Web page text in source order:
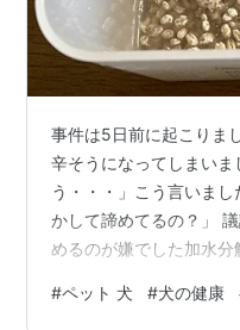
事件は5日前に起こりま
辛そうになってしまい
う・・・」こう言いま
かして諦めてるの？」
めるのが嫌でした加水分
で起きているのだろう？
#ペット 犬 #犬の健康